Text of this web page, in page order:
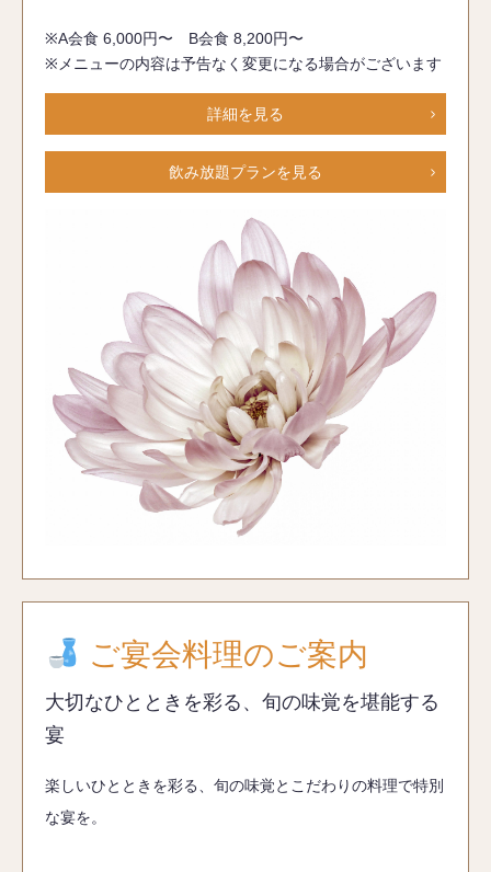
※A会食 6,000円〜 B会食 8,200円〜
※メニューの内容は予告なく変更になる場合がございます
詳細を見る
飲み放題プランを見る
ご宴会料理のご案内
大切なひとときを彩る、旬の味覚を堪能する
宴
楽しいひとときを彩る、旬の味覚とこだわりの料理で特別
な宴を。